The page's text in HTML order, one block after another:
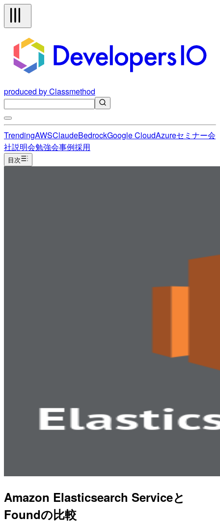
produced by Classmethod
TrendingAWSClaudeBedrockGoogle CloudAzureセミナー会
社説明会勉強会事例採用
目次
Amazon Elasticsearch Serviceと
Foundの比較